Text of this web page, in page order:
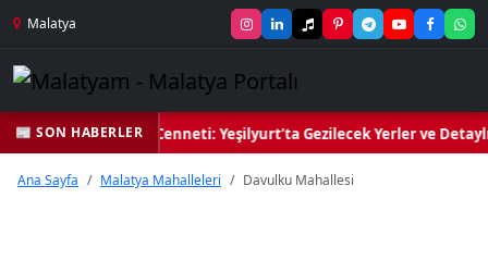
Malatya
📰 SON HABERLER
Yeşil Kalbi ve Kültür Cenneti: Yeşilyurt’ta Gezilecek Yerler ve
Ana Sayfa Malatya Mahalleleri Davulku Mahallesi